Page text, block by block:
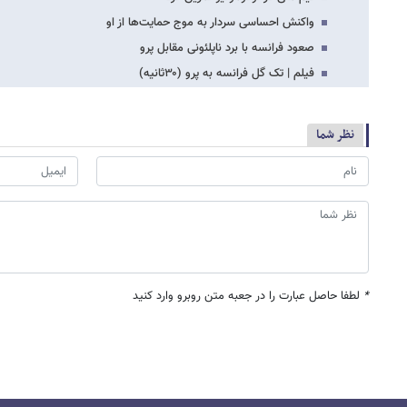
واکنش احساسی سردار به موج حمایت‌ها از او
صعود فرانسه با برد ناپلئونی مقابل پرو
فیلم | تک گل فرانسه به پرو (۳۰ثانیه)
نظر شما
* لطفا حاصل عبارت را در جعبه متن روبرو وارد کنید